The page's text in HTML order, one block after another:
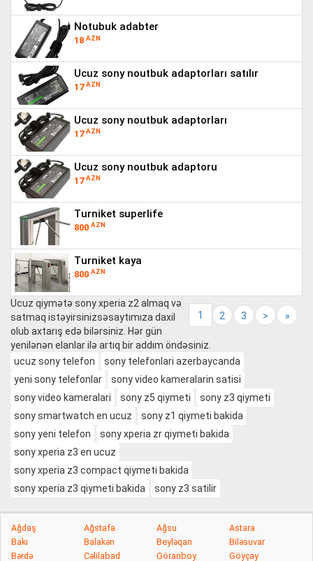
notubuk adabter
18 AZN
ucuz sony noutbuk adaptorları satılır
17AZN
ucuz sony noutbuk adaptorları
17AZN
ucuz sony noutbuk adaptoru
17AZN
turniket superlife
800 AZN
turniket kaya
800 AZN
1 2 3 > »
Ucuz qiymətə sony xperia z2 almaq və
satmaq istəyirsinizsəsaytımıza daxil
olub axtarış edə bilərsiniz. Hər gün
yenilənən elanlar ilə artıq bir addım öndəsiniz.
ucuz sony telefon
sony telefonlari azerbaycanda
yeni sony telefonlar
sony video kameralarin satisi
sony video kameralari
sony z5 qiymeti
sony z3 qiymeti
sony smartwatch en ucuz
sony z1 qiymeti bakida
sony yeni telefon
sony xperia zr qiymeti bakida
sony xperia z3 en ucuz
sony xperia z3 compact qiymeti bakida
sony xperia z3 qiymeti bakida
sony z3 satilir
Ağdaş Ağstafa Ağsu
Astara
Bakı
Balakən Beyləqan
Biləsuvar
Bərdə
Cəlilabad Göranboy Göyçay